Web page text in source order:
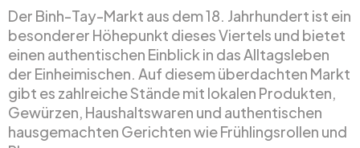
Der Binh-Tay-Markt aus dem 18. Jahrhundert ist ein
besonderer Höhepunkt dieses Viertels und bietet
einen authentischen Einblick in das Alltagsleben
der Einheimischen. Auf diesem überdachten Markt
gibt es zahlreiche Stände mit lokalen Produkten,
Gewürzen, Haushaltswaren und authentischen
hausgemachten Gerichten wie Frühlingsrollen und